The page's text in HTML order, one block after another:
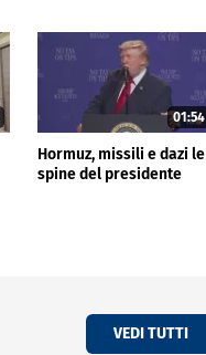
01:54
Hormuz, missili e dazi le
spine del presidente
VEDI TUTTI